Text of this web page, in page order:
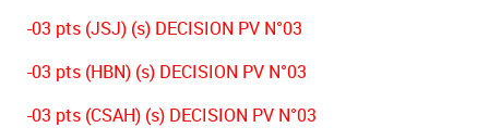
-03 pts (JSJ) (s) DECISION PV N°03
-03 pts (HBN) (s) DECISION PV N°03
-03 pts (CSAH) (s) DECISION PV N°03